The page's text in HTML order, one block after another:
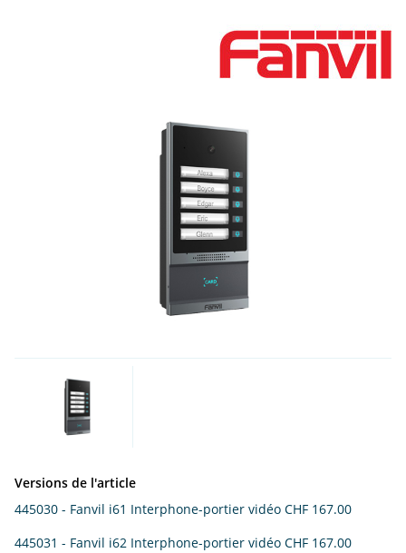
Versions de l'article
445030 - Fanvil i61 Interphone-portier vidéo CHF 167.00
445031 - Fanvil i62 Interphone-portier vidéo CHF 167.00